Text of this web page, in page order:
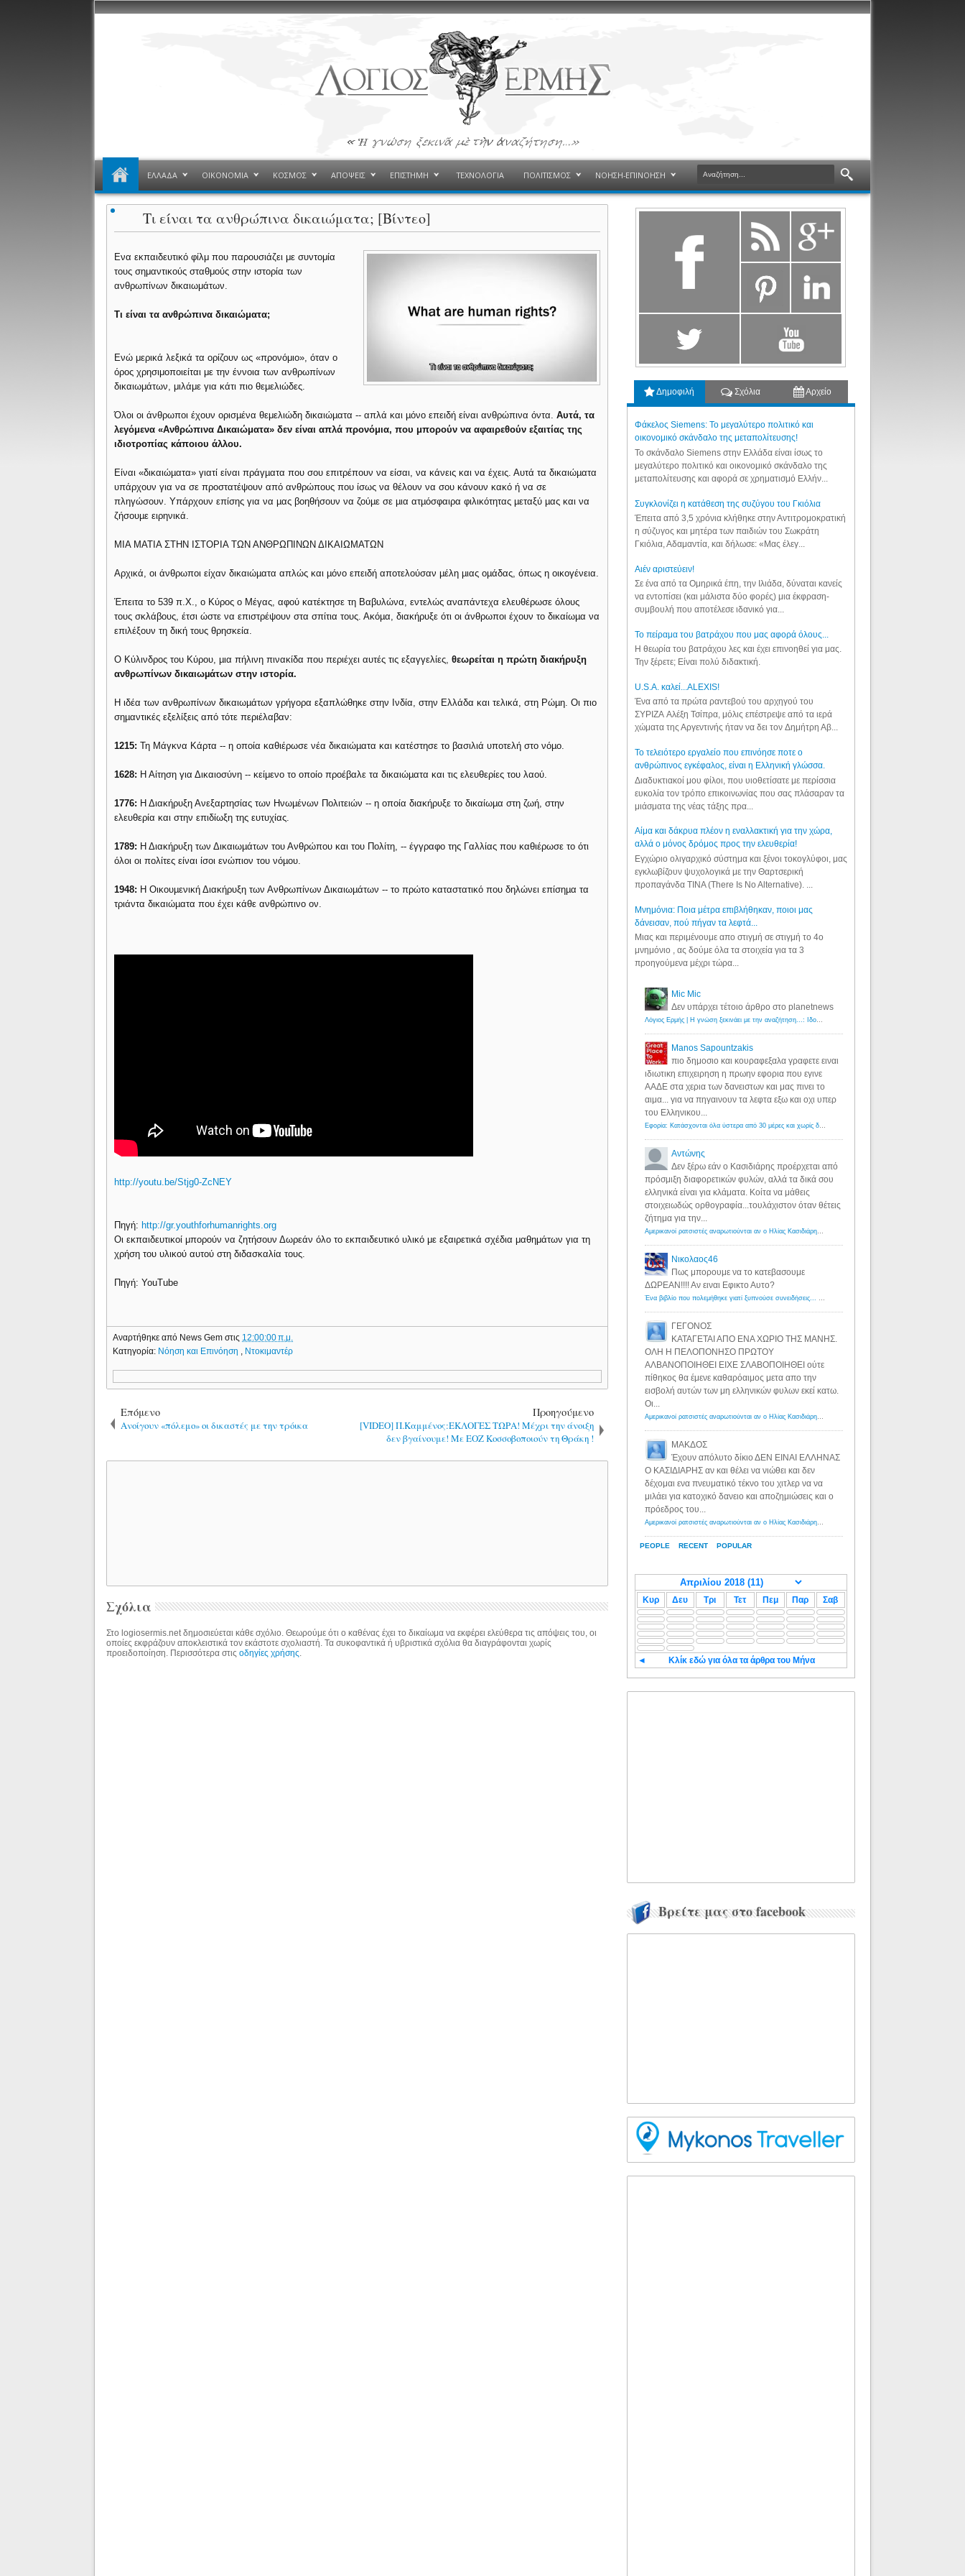
ΕΛΛΑΔΑ ΟΙΚΟΝΟΜΙΑ ΚΟΣΜΟΣ ΑΠΟΨΕΙΣ ΕΠΙΣΤΗΜΗ ΤΕΧΝΟΛΟΓΙΑ ΠΟΛΙΤΙΣΜΟΣ ΝΟΗΣΗ-ΕΠΙΝΟΗΣΗ
Τι είναι τα ανθρώπινα δικαιώματα; [Βίντεο]
Ενα εκπαιδευτικό φίλμ που παρουσιάζει με συντομία
τους σημαντικούς σταθμούς στην ιστορία των
ανθρωπίνων δικαιωμάτων.
Τι είναι τα ανθρώπινα δικαιώματα;
Ενώ μερικά λεξικά τα ορίζουν ως «προνόμιο», όταν ο
όρος χρησιμοποιείται με την έννοια των ανθρωπίνων
δικαιωμάτων, μιλάμε για κάτι πιο θεμελιώδες.
Όλοι οι άνθρωποι έχουν ορισµένα θεμελιώδη δικαιώµατα -- απλά και µόνο επειδή είναι ανθρώπινα όντα.Αυτά, τα
λεγόμενα «Ανθρώπινα Δικαιώματα» δεν είναι απλά προνόμια, που μπορούν να αφαιρεθούν εξαιτίας της
ιδιοτροπίας κάποιου άλλου.
Είναι «δικαιώµατα» γιατί είναι πράγµατα που σου επιτρέπουν να είσαι, να κάνεις και να έχεις. Αυτά τα δικαιώµατα
υπάρχουν για να σε προστατέψουν από ανθρώπους που ίσως να θέλουν να σου κάνουν κακό ή να σε
πληγώσουν. Υπάρχουν επίσης για να µας βοηθήσουν να ζούµε σε µια ατµόσφαιρα φιλικότητας µεταξύ µας και να
ζήσουµε ειρηνικά.
ΜΙΑ ΜΑΤΙΑ ΣΤΗΝ ΙΣΤΟΡΙΑ ΤΩΝ ΑΝΘΡΩΠΙΝΩΝ ΔΙΚΑΙΩΜΑΤΩΝ
Αρχικά, οι άνθρωποι είχαν δικαιώµατα απλώς και µόνο επειδή αποτελούσαν µέλη µιας οµάδας, όπως η οικογένεια.
Έπειτα το 539 π.Χ., ο Κύρος ο Μέγας, αφού κατέκτησε τη Βαβυλώνα, εντελώς αναπάντεχα ελευθέρωσε όλους
τους σκλάβους, έτσι ώστε να επιστρέψουν στα σπίτια τους. Ακόµα, διακήρυξε ότι οι άνθρωποι έχουν το δικαίωµα να
επιλέξουν τη δική τους θρησκεία.
Ο Κύλινδρος του Κύρου, µια πήλινη πινακίδα που περιέχει αυτές τις εξαγγελίες,θεωρείται η πρώτη διακήρυξη
ανθρωπίνων δικαιωµάτων στην ιστορία.
Η ιδέα των ανθρωπίνων δικαιωµάτων γρήγορα εξαπλώθηκε στην Ινδία, στην Ελλάδα και τελικά, στη Ρώµη. Οι πιο
σηµαντικές εξελίξεις από τότε περιέλαβαν:
1215: Τη Μάγκνα Κάρτα -- η οποία καθιέρωσε νέα δικαιώµατα και κατέστησε το βασιλιά υποτελή στο νόµο.
1628: Η Αίτηση για Δικαιοσύνη -- κείμενο το οποίο προέβαλε τα δικαιώµατα και τις ελευθερίες του λαού.
1776: Η Διακήρυξη Ανεξαρτησίας των Ηνωµένων Πολιτειών -- η οποία διακήρυξε το δικαίωµα στη ζωή, στην
ελευθερία και στην επιδίωξη της ευτυχίας.
1789: Η Διακήρυξη των Δικαιωµάτων του Ανθρώπου και του Πολίτη, -- έγγραφο της Γαλλίας που καθιέρωσε το ότι
όλοι οι πολίτες είναι ίσοι ενώπιον του νόµου.
1948: Η Οικουµενική Διακήρυξη των Ανθρωπίνων Δικαιωµάτων -- το πρώτο καταστατικό που δηλώνει επίσηµα τα
τριάντα δικαιώµατα που έχει κάθε ανθρώπινο ον.
http://youtu.be/Stjg0-ZcNEY
Πηγή: http://gr.youthforhumanrights.org
Οι εκπαιδευτικοί μπορούν να ζητήσουν Δωρεάν όλο το εκπαιδευτικό υλικό με εξαιρετικά σχέδια μαθημάτων για τη
χρήση του υλικού αυτού στη διδασκαλία τους.
Πηγή: YouTube
Αναρτήθηκε από News Gemστις 12:00:00 π.μ.
Κατηγορία: Νόηση και Επινόηση Ντοκιμαντέρ
Επόμενο
Ανοίγουν «πόλεμο» οι δικαστές με την τρόικα
Προηγούμενο
[VIDEO] Π.Καμμένος:ΕΚΛΟΓΕΣ ΤΩΡΑ! Μέχρι την άνοιξη
δεν βγαίνουμε! Με ΕΟΖ Κοσσοβοποιούν τη Θράκη !
Σχόλια
Στο logiosermis.net δημοσιεύεται κάθε σχόλιο. Θεωρούμε ότι ο καθένας έχει το δικαίωμα να εκφέρει ελεύθερα τις απόψεις του, οι
οποίες εκφράζουν αποκλειστικά τον εκάστοτε σχολιαστή. Τα συκοφαντικά ή υβριστικά σχόλια θα διαγράφονται χωρίς
προειδοποίηση. Περισσότερα στιςοδηγίες χρήσης
Δημοφιλή Σχόλια Αρχείο
Φάκελος Siemens: Το μεγαλύτερο πολιτικό και
οικονομικό σκάνδαλο της μεταπολίτευσης!
Το σκάνδαλο Siemens στην Ελλάδα είναι ίσως το
μεγαλύτερο πολιτικό και οικονομικό σκάνδαλο της
μεταπολίτευσης και αφορά σε χρηματισμό Ελλήν...
Συγκλονίζει η κατάθεση της συζύγου του Γκιόλια
Έπειτα από 3,5 χρόνια κλήθηκε στην Αντιτρομοκρατική
η σύζυγος και μητέρα των παιδιών του Σωκράτη
Γκιόλια, Αδαμαντία, και δήλωσε: «Μας έλεγ...
Aιέν αριστεύειν!
Σε ένα από τα Ομηρικά έπη, την Ιλιάδα, δύναται κανείς
να εντοπίσει (και μάλιστα δύο φορές) μια έκφραση-
συμβουλή που αποτέλεσε ιδανικό για...
Το πείραμα του βατράχου που μας αφορά όλους...
Η θεωρία του βατράχου λες και έχει επινοηθεί για μας.
Την ξέρετε; Είναι πολύ διδακτική.
U.S.A. καλεί...ALEXIS!
Ένα από τα πρώτα ραντεβού του αρχηγού του
ΣΥΡΙΖΑ Αλέξη Τσίπρα, μόλις επέστρεψε από τα ιερά
χώματα της Αργεντινής ήταν να δει τον Δημήτρη Αβ...
Το τελειότερο εργαλείο που επινόησε ποτε ο
ανθρώπινος εγκέφαλος, είναι η Ελληνική γλώσσα.
Διαδυκτιακοί μου φίλοι, που υιοθετίσατε με περίσσια
ευκολία τον τρόπο επικοινωνίας που σας πλάσαραν τα
μιάσματα της νέας τάξης πρα...
Αίμα και δάκρυα πλέον η εναλλακτική για την χώρα,
αλλά ο μόνος δρόμος προς την ελευθερία!
Εγχώριο ολιγαρχικό σύστημα και ξένοι τοκογλύφοι, μας
εγκλωβίζουν ψυχολογικά με την Θαρτσερική
προπαγάνδα TINA (There Is No Alternative). ...
Μνημόνια: Ποια μέτρα επιβλήθηκαν, ποιοι μας
δάνεισαν, πού πήγαν τα λεφτά...
Μιας και περιμένουμε απο στιγμή σε στιγμή το 4ο
μνημόνιο , ας δούμε όλα τα στοιχεία για τα 3
προηγούμενα μέχρι τώρα...
PEOPLE RECENT POPULAR
Mic Mic
Δεν υπάρχει τέτοιο άρθρο στο planetnews
Λόγιος Ερμής | Η γνώση ξεκινάει με την αναζήτηση...: Ιδού οι 18 που χρωστούν 11 δις ευρώ!
Manos Sapountzakis
πιο δημοσιο και κουραφεξαλα γραφετε ειναι
ιδιωτικη επιχειρηση η πρωην εφορια που εγινε
ΑΑΔΕ στα χερια των δανειστων και μας πινει το
αιμα... για να πηγαινουν τα λεφτα εξω και οχι υπερ
του Ελληνικου...
Εφορία: Κατάσχονται όλα ύστερα από 30 μέρες και χωρίς δικαστικές αποφάσεις - Λόγιος Ερμής
Αντώνης
Δεν ξέρω εάν ο Κασιδιάρης προέρχεται από
πρόσμιξη διαφορετικών φυλών, αλλά τα δικά σου
ελληνικά είναι για κλάματα. Κοίτα να μάθεις
στοιχειωδώς ορθογραφία...τουλάχιστον όταν θέτεις
ζήτημα για την...
Αμερικανοί ρατσιστές αναρωτιούνται αν ο Ηλίας Κασιδιάρης ανήκει στη λευκή φυλή... - Λόγιος Ερμής
Νικολαος46
Πως μπορουμε να το κατεβασουμε
ΔΩΡΕΑΝ!!!! Αν ειναι Εφικτο Αυτο?
Ένα βιβλίο που πολεμήθηκε γιατί ξυπνούσε συνειδήσεις... - Λόγιος Ερμής | Η γνώση ξεκινάει με την αναζήτηση...
ΓΕΓΟΝΟΣ
ΚΑΤΑΓΕΤΑΙ ΑΠΟ ΕΝΑ ΧΩΡΙΟ ΤΗΣ ΜΑΝΗΣ.
ΟΛΗ Η ΠΕΛΟΠΟΝΗΣΟ ΠΡΩΤΟΥ
ΑΛΒΑΝΟΠΟΙΗΘΕΙ ΕΙΧΕ ΣΛΑΒΟΠΟΙΗΘΕΙ ούτε
πίθηκος θα έμενε καθαρόαιμος μετα απο την
εισβολή αυτών των μη ελληνικών φυλων εκεί κατω.
Οι...
Αμερικανοί ρατσιστές αναρωτιούνται αν ο Ηλίας Κασιδιάρης ανήκει στη λευκή φυλή... - Λόγιος Ερμής
ΜΑΚΔΟΣ
Έχουν απόλυτο δίκιο ΔΕΝ ΕΙΝΑΙ ΕΛΛΗΝΑΣ
Ο ΚΑΣΙΔΙΑΡΗΣ αν και θέλει να νιώθει και δεν
δέχομαι ενα πνευματικό τέκνο του χιτλερ να να
μιλάει για κατοχικό δανειο και αποζημιώσεις και ο
πρόεδρος του...
Αμερικανοί ρατσιστές αναρωτιούνται αν ο Ηλίας Κασιδιάρης ανήκει στη λευκή φυλή... - Λόγιος Ερμής
Κυρ Δευ Τρι Τετ Πεμ Παρ Σαβ
◄ Κλίκ εδώ για όλα τα άρθρα του Μήνα
Βρείτε μας στο facebook